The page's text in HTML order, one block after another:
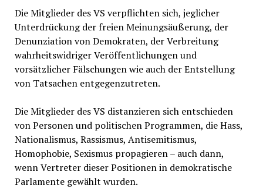
Die Mitglieder des VS verpflichten sich, jeglicher
Unterdrückung der freien Meinungsäußerung, der
Denunziation von Demokraten, der Verbreitung
wahrheitswidriger Veröffentlichungen und
vorsätzlicher Fälschungen wie auch der Entstellung
von Tatsachen entgegenzutreten.
Die Mitglieder des VS distanzieren sich entschieden
von Personen und politischen Programmen, die Hass,
Nationalismus, Rassismus, Antisemitismus,
Homophobie, Sexismus propagieren – auch dann,
wenn Vertreter dieser Positionen in demokratische
Parlamente gewählt wurden.